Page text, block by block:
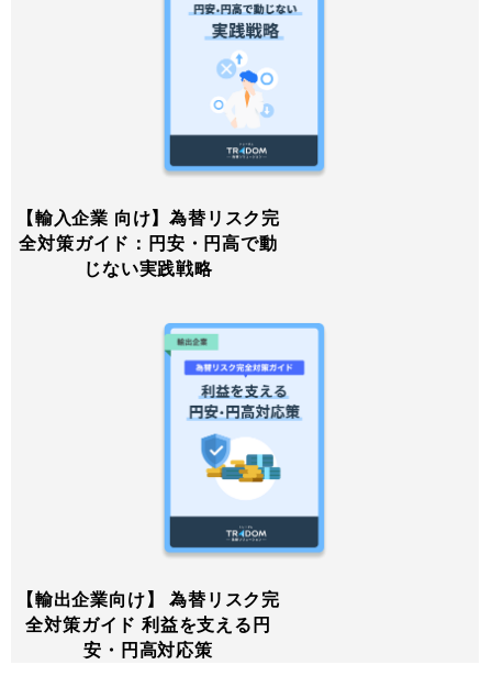
【輸入企業 向け】為替リスク完
全対策ガイド：円安・円高で動
じない実践戦略
【輸出企業向け】 為替リスク完
全対策ガイド 利益を支える円
安・円高対応策